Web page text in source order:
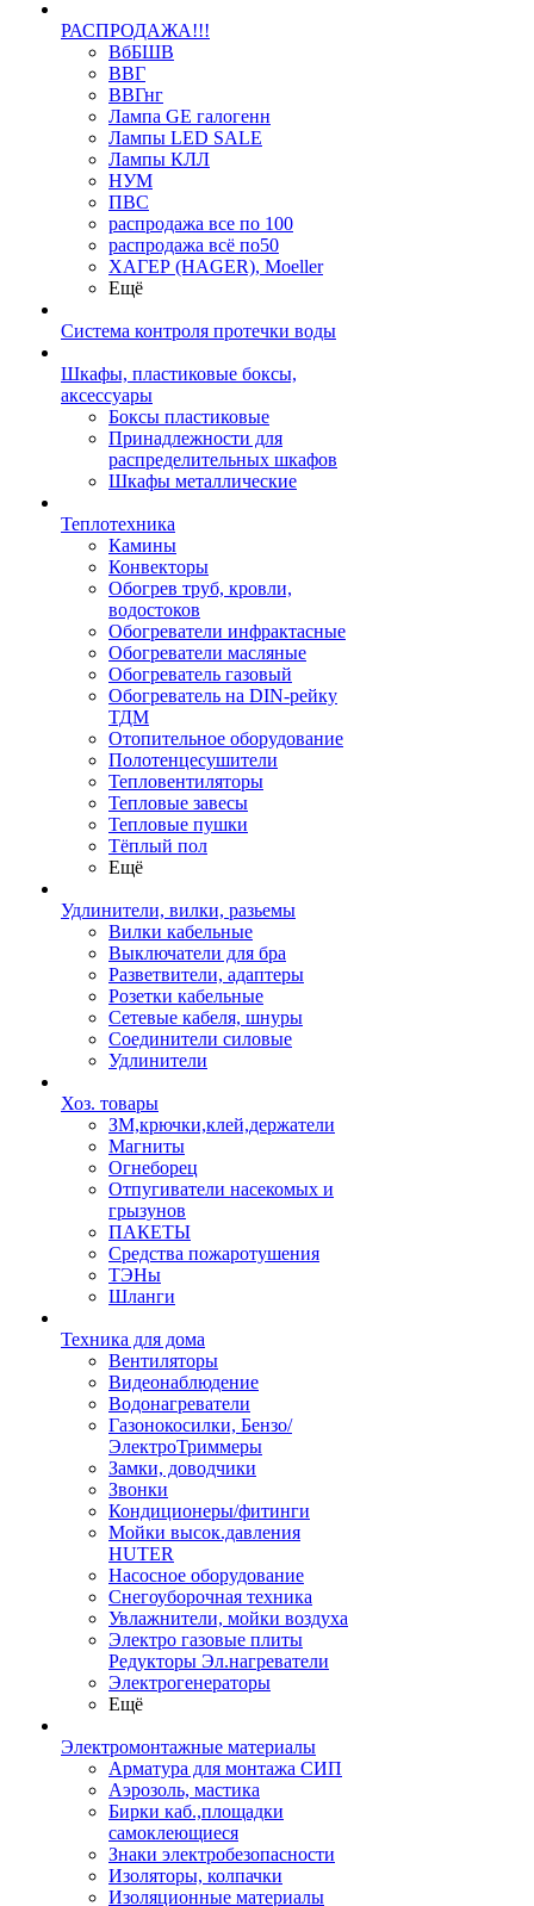
РАСПРОДАЖА!!!
ВбБШВ
ВВГ
ВВГнг
Лампа GE галогенн
Лампы LED SALE
Лампы КЛЛ
НУМ
ПВС
распродажа все по 100
распродажа всё по50
ХАГЕР (HAGER), Moeller
Ещё
Система контроля протечки воды
Шкафы, пластиковые боксы,
аксессуары
Боксы пластиковые
Принадлежности для
распределительных шкафов
Шкафы металлические
Теплотехника
Камины
Конвекторы
Обогрев труб, кровли,
водостоков
Обогреватели инфрактасные
Обогреватели масляные
Обогреватель газовый
Обогреватель на DIN-рейку
ТДМ
Отопительное оборудование
Полотенцесушители
Тепловентиляторы
Тепловые завесы
Тепловые пушки
Тёплый пол
Ещё
Удлинители, вилки, разьемы
Вилки кабельные
Выключатели для бра
Разветвители, адаптеры
Розетки кабельные
Сетевые кабеля, шнуры
Соединители силовые
Удлинители
Хоз. товары
ЗМ,крючки,клей,держатели
Магниты
Огнеборец
Отпугиватели насекомых и
грызунов
ПАКЕТЫ
Средства пожаротушения
ТЭНы
Шланги
Техника для дома
Вентиляторы
Видеонаблюдение
Водонагреватели
Газонокосилки, Бензо/
ЭлектроТриммеры
Замки, доводчики
Звонки
Кондиционеры/фитинги
Мойки высок.давления
HUTER
Насосное оборудование
Снегоуборочная техника
Увлажнители, мойки воздуха
Электро газовые плиты
Редукторы Эл.нагреватели
Электрогенераторы
Ещё
Электромонтажные материалы
Арматура для монтажа СИП
Аэрозоль, мастика
Бирки каб.,площадки
самоклеющиеся
Знаки электробезопасности
Изоляторы, колпачки
Изоляционные материалы